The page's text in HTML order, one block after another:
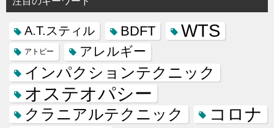
A.T.スティル BDFT WTS
アトピー アレルギー
インパクションテクニック
オステオパシー
クラニアルテクニック コロナ